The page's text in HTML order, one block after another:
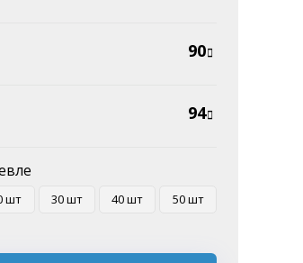
90
94
шт 30 шт 40 шт 50 шт